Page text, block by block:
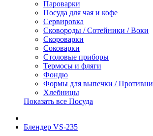
Пароварки
Посуда для чая и кофе
Сервировка
Сковороды / Сотейники / Воки
Скороварки
Соковарки
Столовые приборы
Термосы и фляги
Фондю
Формы для выпечки / Противни
Хлебницы
Показать все Посуда
Блендер VS-235